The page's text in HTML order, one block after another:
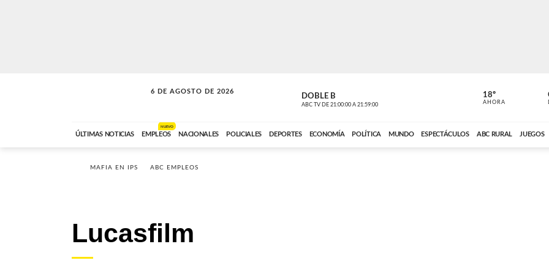
6 DE AGOSTO DE 2026
SOLO MÚSICA DOBLE B
ABC TV DE 21:00:00 A 21:59:00
DE TODO
ABC CARDINAL
18º
AHORA
ÚLTIMAS NOTICIAS EMPLEOS
NUEVO
NACIONALES POLICIALES DEPORTES ECONOMÍA POLÍTICA MUNDO ESPECTÁCULOS ABC RURAL JUEGOS
MAFIA EN IPS ABC EMPLEOS
Lucasfilm